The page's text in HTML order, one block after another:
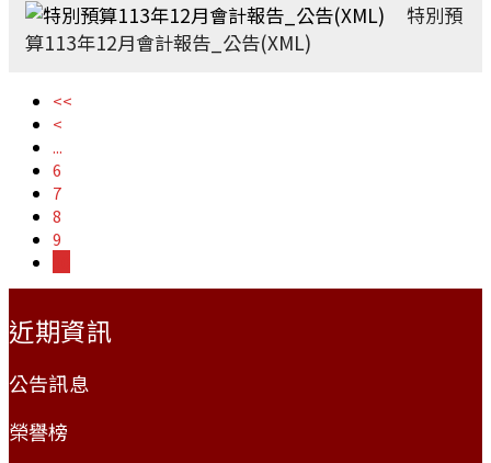
特別預
算113年12月會計報告_公告(XML)
<<
<
...
6
7
8
9
近期資訊
公告訊息
榮譽榜